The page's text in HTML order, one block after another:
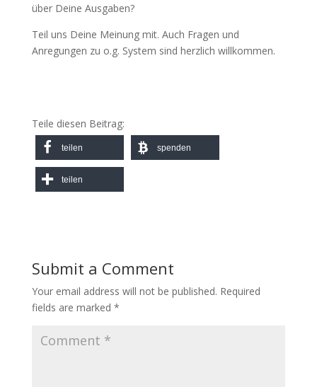
über Deine Ausgaben?
Teil uns Deine Meinung mit. Auch Fragen und
Anregungen zu o.g. System sind herzlich willkommen.
Teile diesen Beitrag:
teilen spenden
teilen
Submit a Comment
Your email address will not be published. Required
fields are marked *